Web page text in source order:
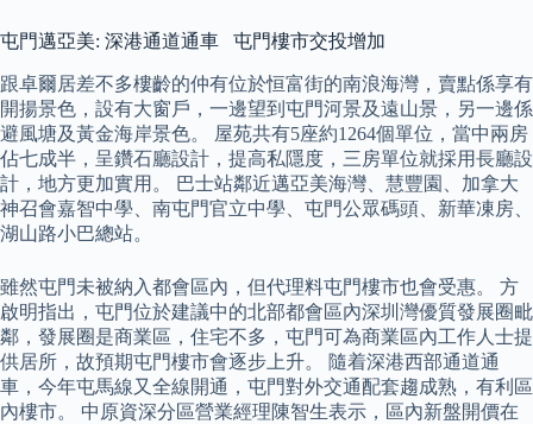
屯門邁亞美: 深港通道通車 屯門樓市交投增加
跟卓爾居差不多樓齡的仲有位於恒富街的南浪海灣，賣點係享有
開揚景色，設有大窗戶，一邊望到屯門河景及遠山景，另一邊係
避風塘及黃金海岸景色。 屋苑共有5座約1264個單位，當中兩房
佔七成半，呈鑽石廳設計，提高私隱度，三房單位就採用長廳設
計，地方更加實用。 巴士站鄰近邁亞美海灣、慧豐園、加拿大
神召會嘉智中學、南屯門官立中學、屯門公眾碼頭、新華凍房、
湖山路小巴總站。
雖然屯門未被納入都會區內，但代理料屯門樓市也會受惠。 方
啟明指出，屯門位於建議中的北部都會區內深圳灣優質發展圈毗
鄰，發展圈是商業區，住宅不多，屯門可為商業區內工作人士提
供居所，故預期屯門樓市會逐步上升。 隨着深港西部通道通
車，今年屯馬線又全線開通，屯門對外交通配套趨成熟，有利區
內樓市。 中原資深分區營業經理陳智生表示，區內新盤開價在